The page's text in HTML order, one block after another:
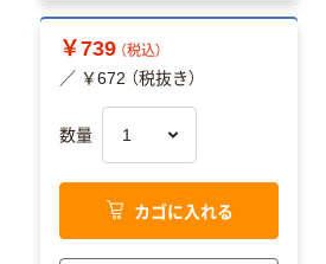
￥739 （税込）
／ ￥672 （税抜き）
数量
カゴに入れる